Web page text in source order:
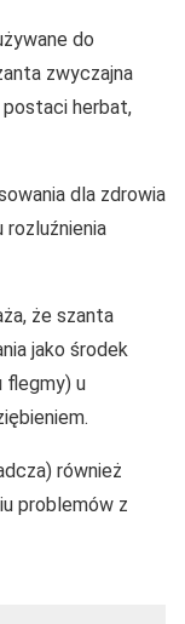
do
zwyczajna
herbat,
dla zdrowia
rozluźnienia
że szanta
jako środek
flegmy) u
również
problemów z